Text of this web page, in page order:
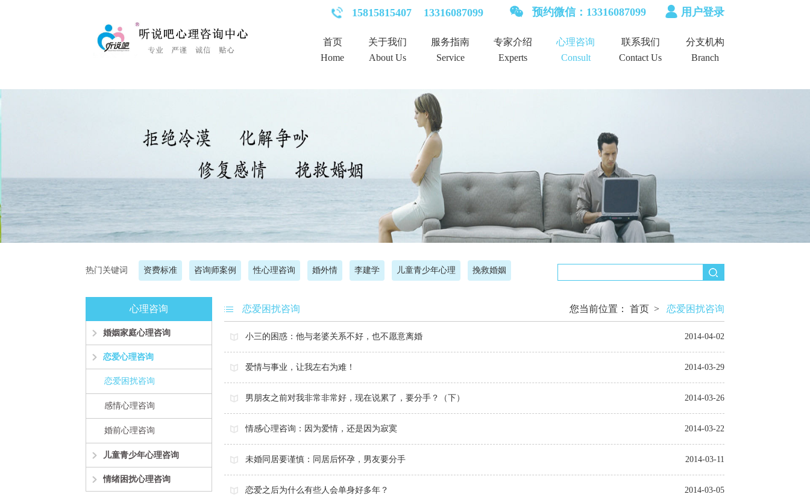
15815815407 13316087099 预约微信：13316087099 用户登录
首页
Home
关于我们
About Us
服务指南
Service
专家介绍
Experts
心理咨询
Consult
联系我们
Contact Us
分支机构
Branch
热门关键词 资费标准 咨询师案例 性心理咨询 婚外情 李建学 儿童青少年心理 挽救婚姻
心理咨询
婚姻家庭心理咨询
恋爱心理咨询
恋爱困扰咨询
感情心理咨询
婚前心理咨询
儿童青少年心理咨询
情绪困扰心理咨询
恋爱困扰咨询 您当前位置： 首页 > 恋爱困扰咨询
小三的困惑：他与老婆关系不好，也不愿意离婚 2014-04-02
爱情与事业，让我左右为难！ 2014-03-29
男朋友之前对我非常非常好，现在说累了，要分手？（下） 2014-03-26
情感心理咨询：因为爱情，还是因为寂寞 2014-03-22
未婚同居要谨慎：同居后怀孕，男友要分手 2014-03-11
恋爱之后为什么有些人会单身好多年？ 2014-03-05